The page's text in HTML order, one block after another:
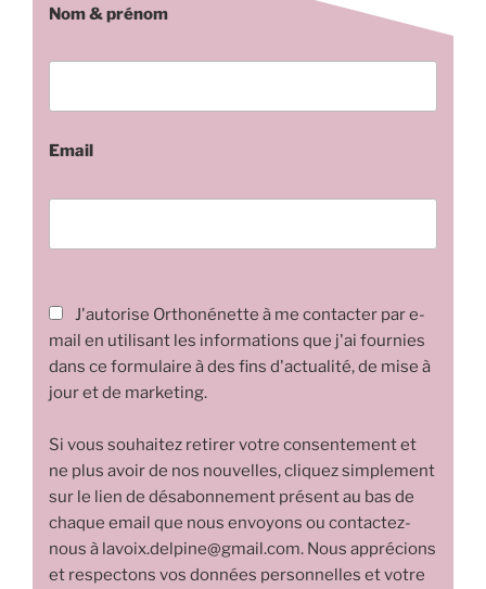
Nom & prénom
Email
J'autorise Orthonénette à me contacter par e-
mail en utilisant les informations que j'ai fournies
dans ce formulaire à des fins d'actualité, de mise à
jour et de marketing.
Si vous souhaitez retirer votre consentement et
ne plus avoir de nos nouvelles, cliquez simplement
sur le lien de désabonnement présent au bas de
chaque email que nous envoyons ou contactez-
nous à lavoix.delpine@gmail.com. Nous apprécions
et respectons vos données personnelles et votre